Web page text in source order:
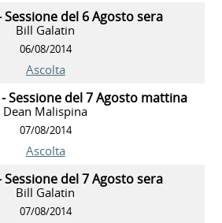
Sessione del 6 Agosto sera
Bill Galatin
06/08/2014
Ascolta
Sessione del 7 Agosto mattina
Dean Malispina
07/08/2014
Ascolta
Sessione del 7 Agosto sera
Bill Galatin
07/08/2014